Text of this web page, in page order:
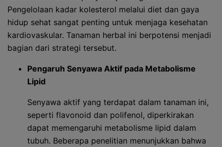
Pengelolaan kadar kolesterol melalui diet dan gaya
hidup sehat sangat penting untuk menjaga kesehatan
kardiovaskular. Tanaman herbal ini berpotensi menjadi
bagian dari strategi tersebut.
Pengaruh Senyawa Aktif pada Metabolisme
Lipid
Senyawa aktif yang terdapat dalam tanaman ini,
seperti flavonoid dan polifenol, diperkirakan
dapat memengaruhi metabolisme lipid dalam
tubuh. Beberapa penelitian menunjukkan bahwa